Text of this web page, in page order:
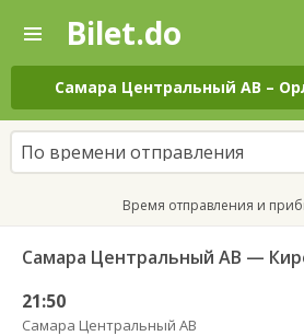
—
Поиск
и
покупка
билетов
на
автобус
онлайн
Bilet.do
Самара Центральный АВ –
По времени отправления
Время отправления и
Самара Центральный АВ —
21:50
Самара Центральный АВ